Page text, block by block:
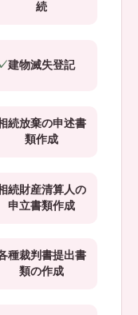
続
建物滅失登記
続放棄の申述書
類作成
続財産清算人の
申立書類作成
種裁判書提出書
類の作成